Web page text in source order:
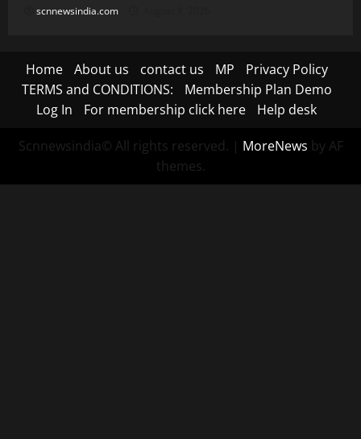
scnnewsindia.com
Home About us contact us MP
Privacy Policy
TERMS and CONDITIONS:
Membership Plan Demo
Log In
For membership click here Help desk
Scnnewsindia© All rights reserved. | MoreNews by AF
themes.